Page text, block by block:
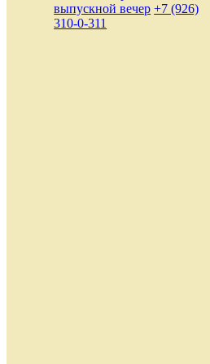
Напишите мне
выпускной вечер +7 (926)
310-0-311